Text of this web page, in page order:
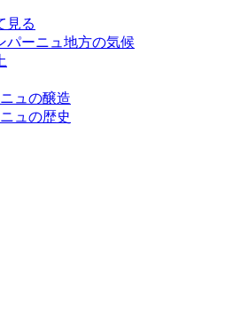
見る
パーニュ地方の気候
ュの醸造
ュの歴史